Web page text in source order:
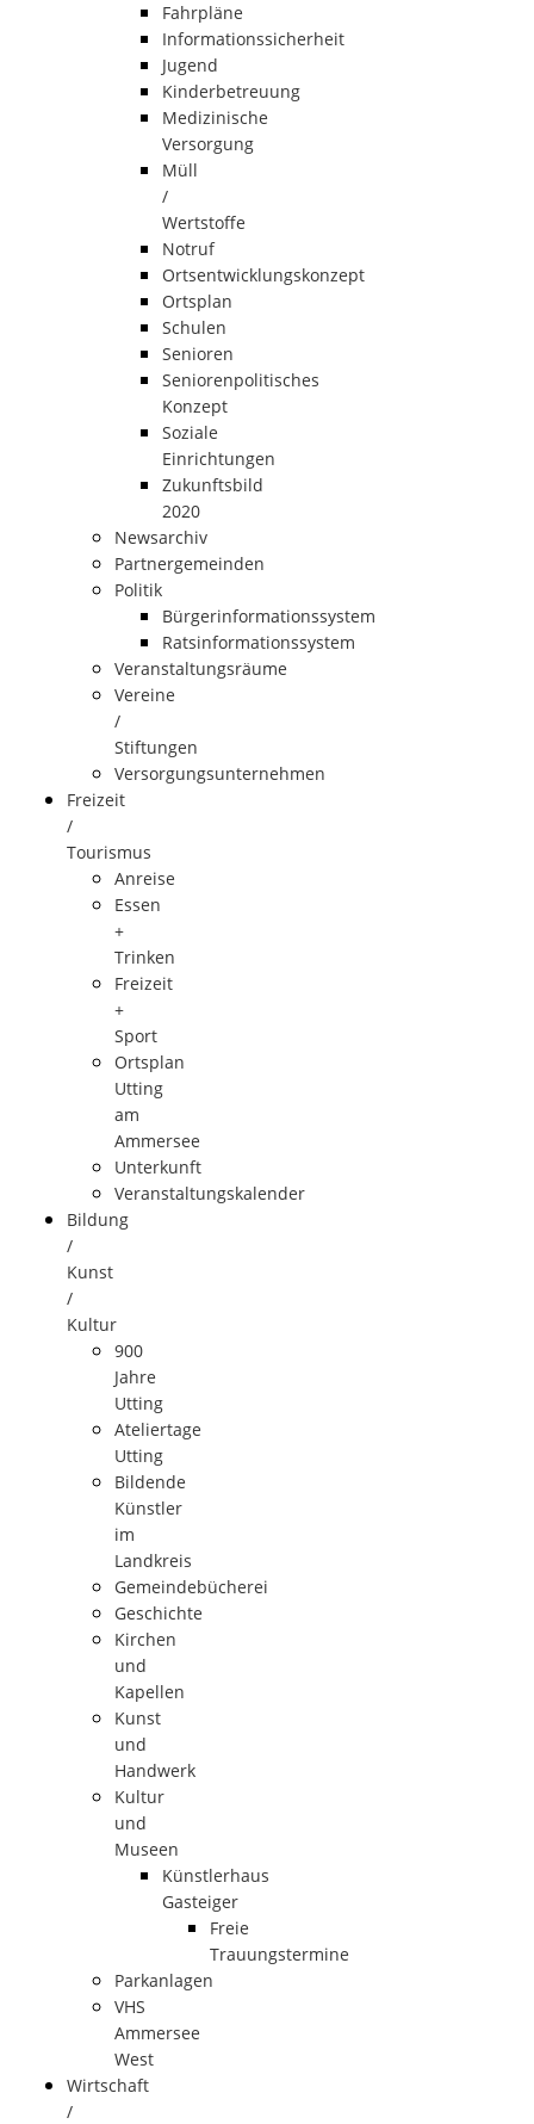
Fahrpläne
Informationssicherheit
Jugend
Kinderbetreuung
Medizinische
Versorgung
Müll
/
Wertstoffe
Notruf
Ortsentwicklungskonzept
Ortsplan
Schulen
Senioren
Seniorenpolitisches
Konzept
Soziale
Einrichtungen
Zukunftsbild
2020
Newsarchiv
Partnergemeinden
Politik
Bürgerinformationssystem
Ratsinformationssystem
Veranstaltungsräume
Vereine
/
Stiftungen
Versorgungsunternehmen
Freizeit
/
Tourismus
Anreise
Essen
+
Trinken
Freizeit
+
Sport
Ortsplan
Utting
am
Ammersee
Unterkunft
Veranstaltungskalender
Bildung
/
Kunst
/
Kultur
900
Jahre
Utting
Ateliertage
Utting
Bildende
Künstler
im
Landkreis
Gemeindebücherei
Geschichte
Kirchen
und
Kapellen
Kunst
und
Handwerk
Kultur
und
Museen
Künstlerhaus
Gasteiger
Freie
Trauungstermine
Parkanlagen
VHS
Ammersee
West
Wirtschaft
/